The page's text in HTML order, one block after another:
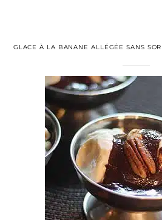
GLACE À LA BANANE ALLÉGÉE SANS